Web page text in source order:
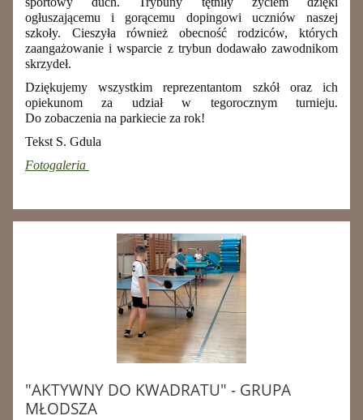
ogłuszającemu i gorącemu dopingowi uczniów naszej
szkoły. Cieszyła również obecność rodziców, których
zaangażowanie i wsparcie z trybun dodawało zawodnikom
skrzydeł.
Dziękujemy wszystkim reprezentantom szkół oraz ich
opiekunom za udział w tegorocznym turnieju.
Do zobaczenia na parkiecie za rok!
Tekst S. Gdula
Fotogaleria
"AKTYWNY DO KWADRATU" - GRUPA
MŁODSZA